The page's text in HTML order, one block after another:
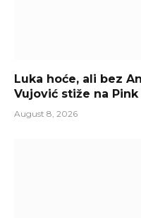
Luka hoće, ali bez
Vujović stiže na
August 8, 2026